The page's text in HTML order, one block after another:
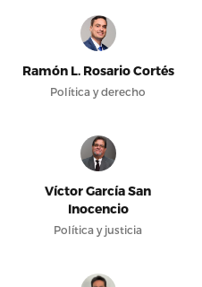
Ramón L. Rosario Cortés
Política y derecho
Víctor García San
Inocencio
Política y justicia